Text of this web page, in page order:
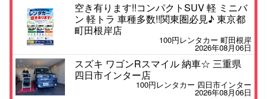
空き有ります!!コンパクトSUV 軽 ミニバ
ン 軽トラ 車種多数!!関東圏必見♪ 東京都
町田根岸店
100円レンタカー 町田根岸
2026年08月06日
スズキ ワゴンRスマイル 納車☆ 三重県
四日市インター店
100円レンタカー 四日市インター
2026年08月06日